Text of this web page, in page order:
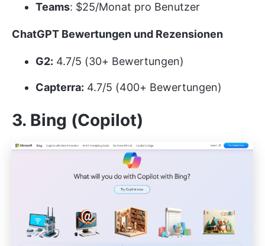
Teams: $25/Monat pro Benutzer
ChatGPT Bewertungen und Rezensionen
G2: 4.7/5 (30+ Bewertungen)
Capterra: 4.7/5 (400+ Bewertungen)
3. Bing (Copilot)